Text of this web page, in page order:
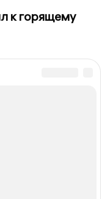
к горящему